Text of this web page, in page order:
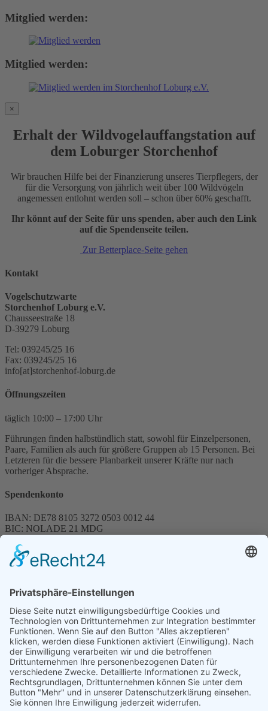
Mitglied werden:
Mitglied werden:
×
Erhalt der Wildvogelauffangstation auf
dem Loburger Storchenhof
Wir brauchen Hilfe bei der Finanzierung unseres Tierpflegers, der
für die Versorgung von jährlich weit über 100 Wildvögeln
angemessen entlohnt werden soll – schon über 60% geschafft.
Ihr könnt auf der Seite für uns spenden, aber auch den Link
auf die Spendenseite teilen.
Zur Betterplace-Seite gehen
Kontakt
Vogelschutzwarte
Storchenhof Loburg e.V.
Chausseestraße 18
D-39279 Loburg
Tel: 039245/25 16
Fax: 039245/25 16
info[at]storchenhof-loburg.de
Öffnungszeiten
täglich 10:00 – 17:00 Uhr
Führungen finden halbstündlich statt, sowohl für Einzelpersonen,
Paare, Familien als auch für größere Gruppen ab 15 Personen. Bei
Letzteren für die bessere Planbarkeit unserer Kräfte nur nach
vorheriger Absprache.
Spendenkonto
IBAN: DE78 8105 3272 0503 0012 44
BIC: NOLADE 21 MDG
Spenden können steuerlich abgesetzt werden
Förderung
© 1987 – 2025
Storchenhof Loburg e.V.
Alle Rechte vorbehalten.
Cookie-Einstellungen
Navigation überspringen